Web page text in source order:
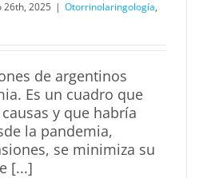
26th, 2025 | Otorrinolaringología,
de argentinos
Es un cuadro que
y que habría
la pandemia,
se minimiza su
[...]